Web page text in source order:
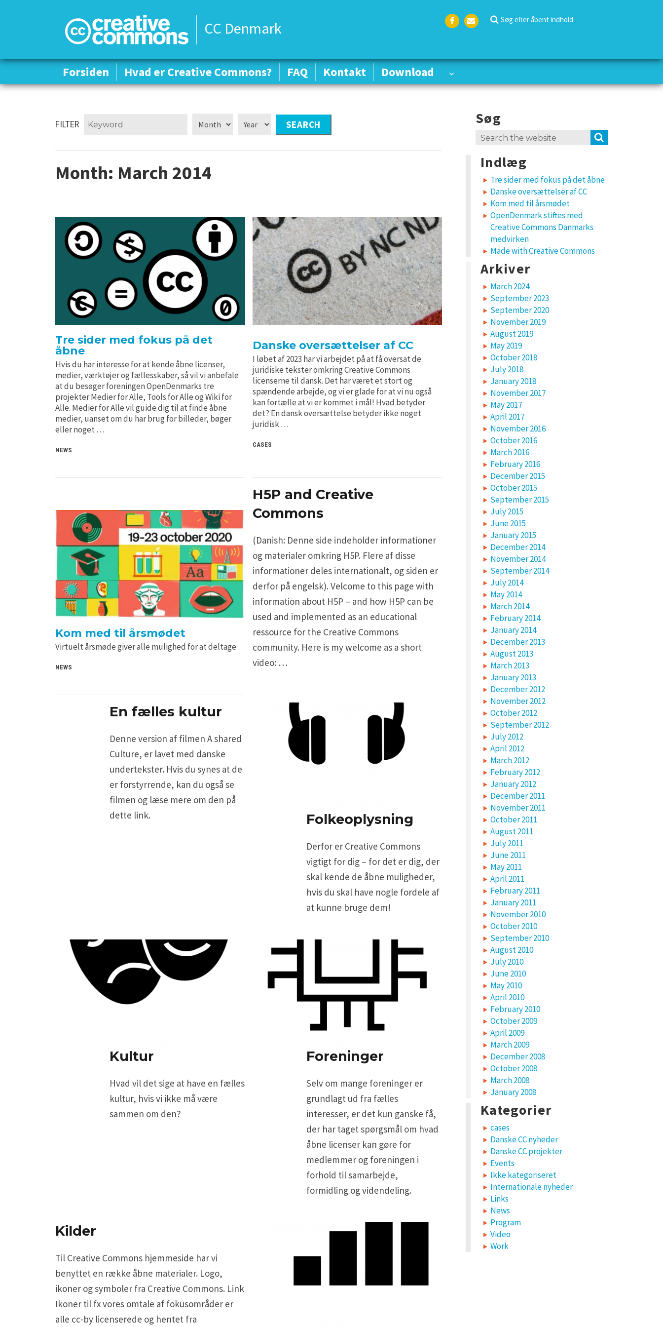
CC Denmark
k
Søg efter åbent indhold
Forsiden Hvad er Creative Commons? FAQ Kontakt Download
Forsiden Hvad er Creative Commons? FAQ Kontakt Download
FILTER
Month: March 2014
Tre sider med fokus på det
åbne
Hvis du har interesse for at kende åbne licenser,
medier, værktøjer og fællesskaber, så vil vi anbefale
at du besøger foreningen OpenDenmarks tre
projekter Medier for Alle, Tools for Alle og Wiki for
Alle. Medier for Alle vil guide dig til at finde åbne
medier, uanset om du har brug for billeder, bøger
eller noget …
NEWS
Danske oversættelser af CC
I løbet af 2023 har vi arbejdet på at få oversat de
juridiske tekster omkring Creative Commons
licenserne til dansk. Det har været et stort og
spændende arbejde, og vi er glade for at vi nu også
kan fortælle at vi er kommet i mål! Hvad betyder
det? En dansk oversættelse betyder ikke noget
juridisk …
CASES
Kom med til årsmødet
Virtuelt årsmøde giver alle mulighed for at deltage
NEWS
H5P and Creative
Commons
(Danish: Denne side indeholder informationer
og materialer omkring H5P. Flere af disse
informationer deles internationalt, og siden er
derfor på engelsk). Velcome to this page with
information about H5P – and how H5P can be
used and implemented as an educational
ressource for the Creative Commons
community. Here is my welcome as a short
video: …
En fælles kultur
Denne version af filmen A shared
Culture, er lavet med danske
undertekster. Hvis du synes at de
er forstyrrende, kan du også se
filmen og læse mere om den på
dette link.
Folkeoplysning
Derfor er Creative Commons
vigtigt for dig – for det er dig, der
skal kende de åbne muligheder,
hvis du skal have nogle fordele af
at kunne bruge dem!
Kultur
Hvad vil det sige at have en fælles
kultur, hvis vi ikke må være
sammen om den?
Foreninger
Selv om mange foreninger er
grundlagt ud fra fælles
interesser, er det kun ganske få,
der har taget spørgsmål om hvad
åbne licenser kan gøre for
medlemmer og foreningen i
forhold til samarbejde,
formidling og videndeling.
Kilder
Til Creative Commons hjemmeside har vi
benyttet en række åbne materialer. Logo,
ikoner og symboler fra Creative Commons. Link
Ikoner til fx vores omtale af fokusområder er
alle cc-by licenserede og hentet fra
Søg
Search
Indlæg
Tre sider med fokus på det åbne
Danske oversættelser af CC
Kom med til årsmødet
OpenDenmark stiftes med
Creative Commons Danmarks
medvirken
Made with Creative Commons
Arkiver
March 2024
September 2023
September 2020
November 2019
August 2019
May 2019
October 2018
July 2018
January 2018
November 2017
May 2017
April 2017
November 2016
October 2016
March 2016
February 2016
December 2015
October 2015
September 2015
July 2015
June 2015
January 2015
December 2014
November 2014
September 2014
July 2014
May 2014
March 2014
February 2014
January 2014
December 2013
August 2013
March 2013
January 2013
December 2012
November 2012
October 2012
September 2012
July 2012
April 2012
March 2012
February 2012
January 2012
December 2011
November 2011
October 2011
August 2011
July 2011
June 2011
May 2011
April 2011
February 2011
January 2011
November 2010
October 2010
September 2010
August 2010
July 2010
June 2010
May 2010
April 2010
February 2010
October 2009
April 2009
March 2009
December 2008
October 2008
March 2008
January 2008
Kategorier
cases
Danske CC nyheder
Danske CC projekter
Events
Ikke kategoriseret
Internationale nyheder
Links
News
Program
Video
Work